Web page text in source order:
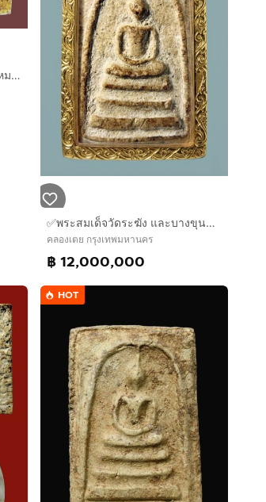
พระสมเด็จวัดระฆัง - บางขุนพรหม AA112
✅พระสมเด็จวัดระฆัง และบางขุนพรหม AA629774
คลองเตย กรุงเทพมหานคร
฿ 12,000,000
HOT